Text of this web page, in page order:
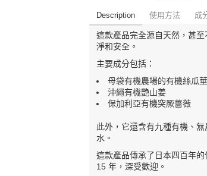
Description 使用方法 成
這款產品完全源自天然，甚
淨和安全。
主要成分包括：
母袋有機農場的有機絲瓜
沖繩有機艷山姜
保加利亞有機突厥薔薇
此外，它還含有九種有機、
水。
這款產品傳承了日本四百年
15 年，深受歡迎。